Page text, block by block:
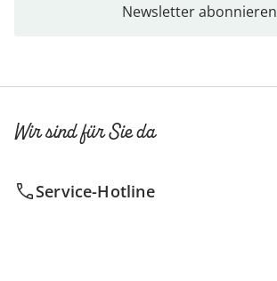
Newsletter abonnieren
Wir sind für Sie da
Service-Hotline